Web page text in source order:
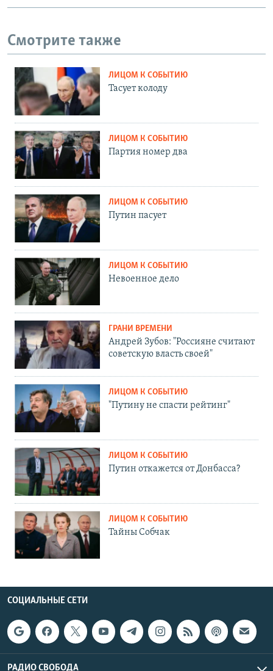
Смотрите также
ЛИЦОМ К СОБЫТИЮ
Тасует колоду
ЛИЦОМ К СОБЫТИЮ
Партия номер два
ЛИЦОМ К СОБЫТИЮ
Путин пасует
ЛИЦОМ К СОБЫТИЮ
Невоенное дело
ГРАНИ ВРЕМЕНИ
Андрей Зубов: "Россияне считают
советскую власть своей"
ЛИЦОМ К СОБЫТИЮ
"Путину не спасти рейтинг"
ЛИЦОМ К СОБЫТИЮ
Путин откажется от Донбасса?
ЛИЦОМ К СОБЫТИЮ
Тайны Собчак
СОЦИАЛЬНЫЕ СЕТИ
РАДИО СВОБОДА